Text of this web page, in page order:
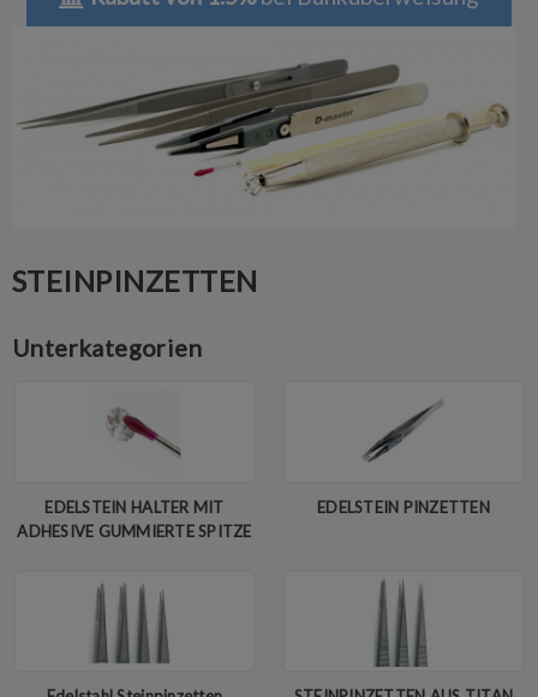
STEINPINZETTEN
Unterkategorien
EDELSTEIN HALTER MIT
ADHESIVE GUMMIERTE SPITZE
EDELSTEIN PINZETTEN